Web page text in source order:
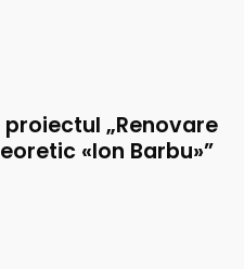
„Renovare
«Ion Barbu»”